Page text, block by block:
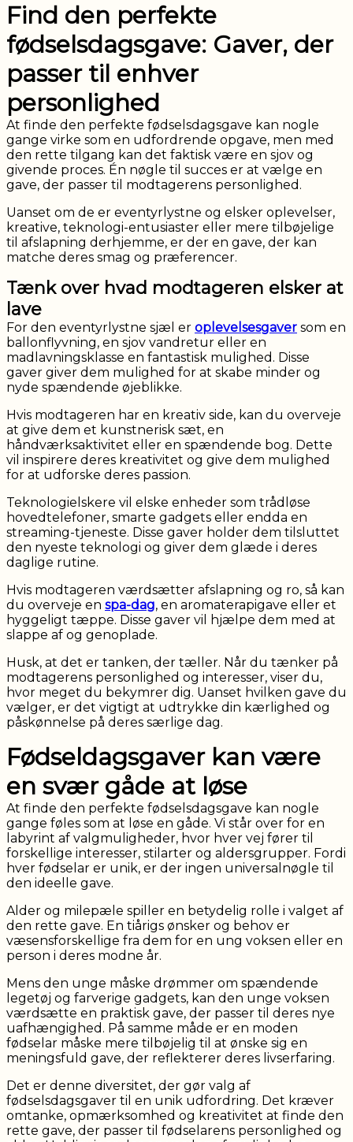
Find den perfekte
fødselsdagsgave: Gaver, der
passer til enhver
personlighed
At finde den perfekte fødselsdagsgave kan nogle
gange virke som en udfordrende opgave, men med
den rette tilgang kan det faktisk være en sjov og
givende proces. Én nøgle til succes er at vælge en
gave, der passer til modtagerens personlighed.
Uanset om de er eventyrlystne og elsker oplevelser,
kreative, teknologi-entusiaster eller mere tilbøjelige
til afslapning derhjemme, er der en gave, der kan
matche deres smag og præferencer.
Tænk over hvad modtageren elsker at
lave
For den eventyrlystne sjæl er oplevelsesgaver som en
ballonflyvning, en sjov vandretur eller en
madlavningsklasse en fantastisk mulighed. Disse
gaver giver dem mulighed for at skabe minder og
nyde spændende øjeblikke.
Hvis modtageren har en kreativ side, kan du overveje
at give dem et kunstnerisk sæt, en
håndværksaktivitet eller en spændende bog. Dette
vil inspirere deres kreativitet og give dem mulighed
for at udforske deres passion.
Teknologielskere vil elske enheder som trådløse
hovedtelefoner, smarte gadgets eller endda en
streaming-tjeneste. Disse gaver holder dem tilsluttet
den nyeste teknologi og giver dem glæde i deres
daglige rutine.
Hvis modtageren værdsætter afslapning og ro, så kan
du overveje en spa-dag, en aromaterapigave eller et
hyggeligt tæppe. Disse gaver vil hjælpe dem med at
slappe af og genoplade.
Husk, at det er tanken, der tæller. Når du tænker på
modtagerens personlighed og interesser, viser du,
hvor meget du bekymrer dig. Uanset hvilken gave du
vælger, er det vigtigt at udtrykke din kærlighed og
påskønnelse på deres særlige dag.
Fødseldagsgaver kan være
en svær gåde at løse
At finde den perfekte fødselsdagsgave kan nogle
gange føles som at løse en gåde. Vi står over for en
labyrint af valgmuligheder, hvor hver vej fører til
forskellige interesser, stilarter og aldersgrupper. Fordi
hver fødselar er unik, er der ingen universalnøgle til
den ideelle gave.
Alder og milepæle spiller en betydelig rolle i valget af
den rette gave. En tiårigs ønsker og behov er
væsensforskellige fra dem for en ung voksen eller en
person i deres modne år.
Mens den unge måske drømmer om spændende
legetøj og farverige gadgets, kan den unge voksen
værdsætte en praktisk gave, der passer til deres nye
uafhængighed. På samme måde er en moden
fødselar måske mere tilbøjelig til at ønske sig en
meningsfuld gave, der reflekterer deres livserfaring.
Det er denne diversitet, der gør valg af
fødselsdagsgaver til en unik udfordring. Det kræver
omtanke, opmærksomhed og kreativitet at finde den
rette gave, der passer til fødselarens personlighed og